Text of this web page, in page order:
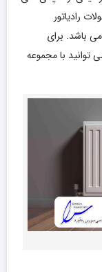
رادیاتور
باشد. برای
توانید با مجموعه